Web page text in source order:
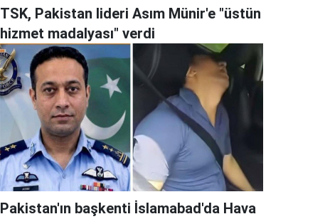
TSK, Pakistan lideri Asım Münir'e "üstün
hizmet madalyası" verdi
Pakistan'ın başkenti İslamabad'da Hava